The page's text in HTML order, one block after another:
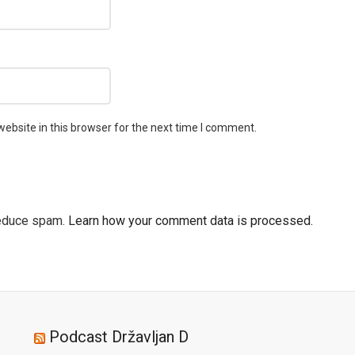
in this browser for the next time I comment.
spam. Learn how your comment data is processed.
Podcast Državljan D